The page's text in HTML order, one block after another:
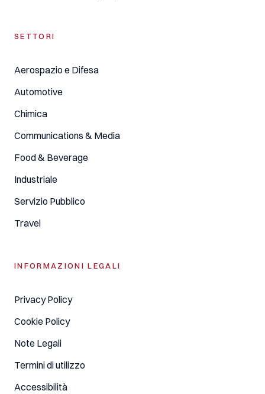
SETTORI
Aerospazio e Difesa
Automotive
Chimica
Communications & Media
Food & Beverage
Industriale
Servizio Pubblico
Travel
INFORMAZIONI LEGALI
Privacy Policy
Cookie Policy
Note Legali
Termini di utilizzo
Accessibilità